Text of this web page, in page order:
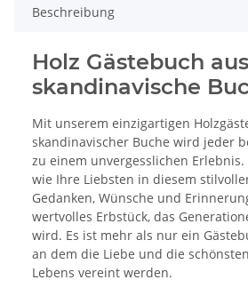
Beschreibung
Holz Gästebuch aus
skandinavische
Mit unserem einzigartigen
skandinavischer Buche wird jeder
zu einem unvergesslichen Erlebnis.
wie Ihre Liebsten in diesem
Gedanken, Wünsche und
wertvolles Erbstück, das
wird. Es ist mehr als nur ein
an dem die Liebe und die
Lebens vereint werden.